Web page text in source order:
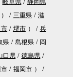
三重県
滋
堺市）
兵
県 島根県
岡
口県
徳島県
福岡市）